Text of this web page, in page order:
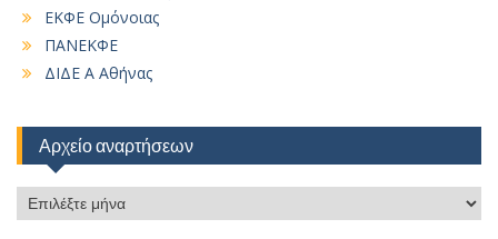
ΕΚΦΕ Ομόνοιας
ΠΑΝΕΚΦΕ
ΔΙΔΕ Α Αθήνας
Αρχείο αναρτήσεων
Αρχείο
αναρτήσεων